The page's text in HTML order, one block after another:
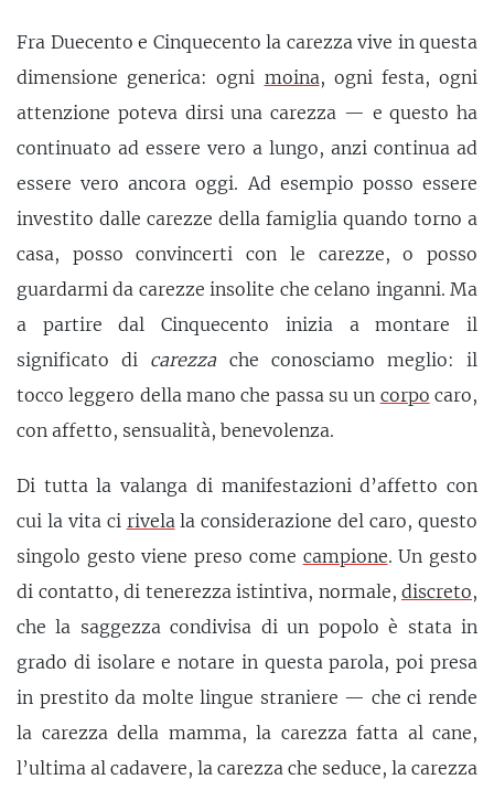
Fra Duecento e Cinquecento la carezza vive in questa
dimensione generica: ogni moina, ogni festa, ogni
attenzione poteva dirsi una carezza — e questo ha
continuato ad essere vero a lungo, anzi continua ad
essere vero ancora oggi. Ad esempio posso essere
investito dalle carezze della famiglia quando torno a
casa, posso convincerti con le carezze, o posso
guardarmi da carezze insolite che celano inganni. Ma
a partire dal Cinquecento inizia a montare il
significato di carezzache conosciamo meglio: il
tocco leggero della mano che passa su un corpo caro,
con affetto, sensualità, benevolenza.
Di tutta la valanga di manifestazioni d’affetto con
cui la vita ci rivela la considerazione del caro, questo
singolo gesto viene preso come campione. Un gesto
di contatto, di tenerezza istintiva, normale, discreto,
che la saggezza condivisa di un popolo è stata in
grado di isolare e notare in questa parola, poi presa
in prestito da molte lingue straniere — che ci rende
la carezza della mamma, la carezza fatta al cane,
l’ultima al cadavere, la carezza che seduce, la carezza